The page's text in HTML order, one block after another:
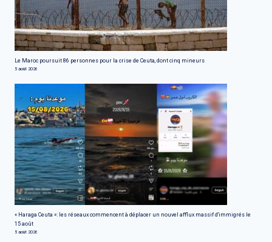
Le Maroc poursuit 86 personnes pour la crise de Ceuta, dont cinq mineurs
5 août 2026
« Haraga Ceuta »: les réseaux commencent à déplacer un nouvel afflux massif d'immigrés le
15 août
5 août 2026